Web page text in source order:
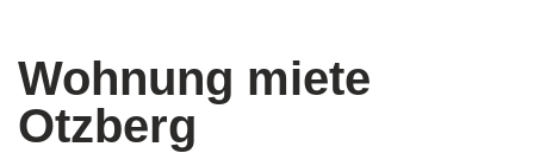
Wohnung miete
Otzberg